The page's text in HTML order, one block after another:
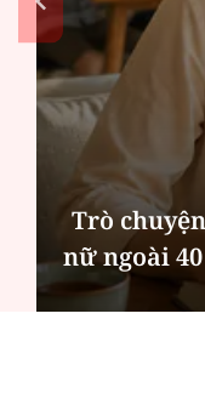
Trò
nữ ngoài